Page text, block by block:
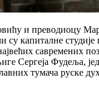
и преводиоцу
су капиталне студије
савремених
Сергеја Фудеља,
тумача руске